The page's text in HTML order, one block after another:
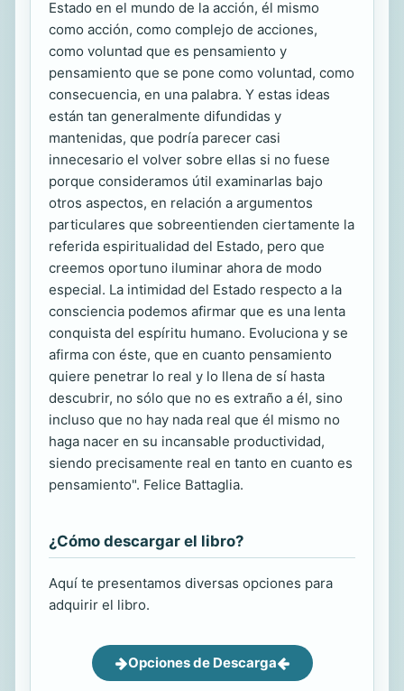
Estado en el mundo de la acción, él mismo
como acción, como complejo de acciones,
como voluntad que es pensamiento y
pensamiento que se pone como voluntad, como
consecuencia, en una palabra. Y estas ideas
están tan generalmente difundidas y
mantenidas, que podría parecer casi
innecesario el volver sobre ellas si no fuese
porque consideramos útil examinarlas bajo
otros aspectos, en relación a argumentos
particulares que sobreentienden ciertamente la
referida espiritualidad del Estado, pero que
creemos oportuno iluminar ahora de modo
especial. La intimidad del Estado respecto a la
consciencia podemos afirmar que es una lenta
conquista del espíritu humano. Evoluciona y se
afirma con éste, que en cuanto pensamiento
quiere penetrar lo real y lo llena de sí hasta
descubrir, no sólo que no es extraño a él, sino
incluso que no hay nada real que él mismo no
haga nacer en su incansable productividad,
siendo precisamente real en tanto en cuanto es
pensamiento". Felice Battaglia.
¿Cómo descargar el libro?
Aquí te presentamos diversas opciones para
adquirir el libro.
Opciones de Descarga